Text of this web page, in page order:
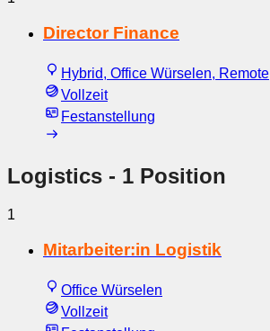
Director Finance
Hybrid, Office Würselen, Remote
Vollzeit
Festanstellung
Logistics - 1 Position
1
Mitarbeiter:in Logistik
Office Würselen
Vollzeit